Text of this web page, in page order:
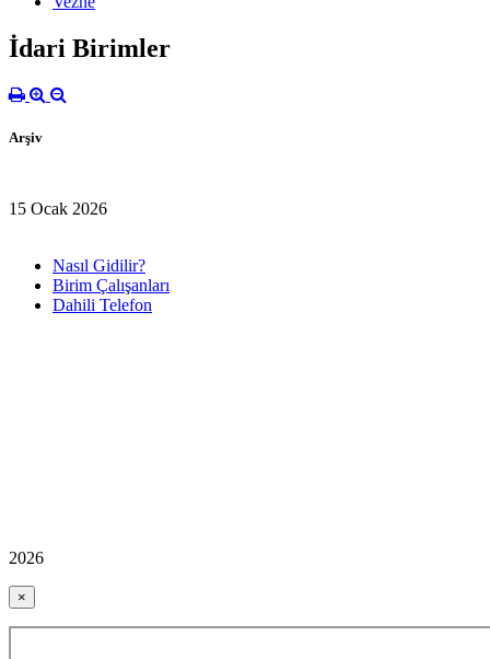
İdari Birimler
Arşiv
15 Ocak 2026
Nasıl Gidilir?
Birim Çalışanları
Dahili Telefon
2026
×